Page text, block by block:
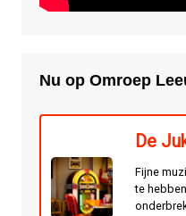
Nu op Omroep